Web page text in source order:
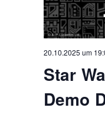
20.10.2025 um
Star
Demo